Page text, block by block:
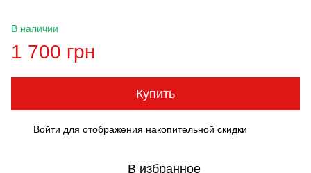
В наличии
1 700 грн
Купить
Войти для отображения накопительной скидки
В избранное